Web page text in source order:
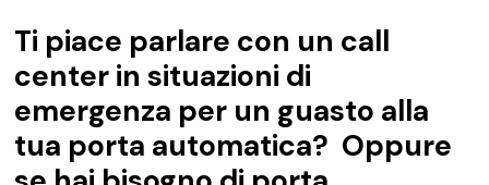
Ti piace parlare con un call
center in situazioni di
emergenza per un guasto alla
tua porta automatica? Oppure